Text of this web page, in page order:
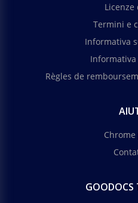
Licenze
Termini e
Informativa
Informativa
Règles de
GOODOCS